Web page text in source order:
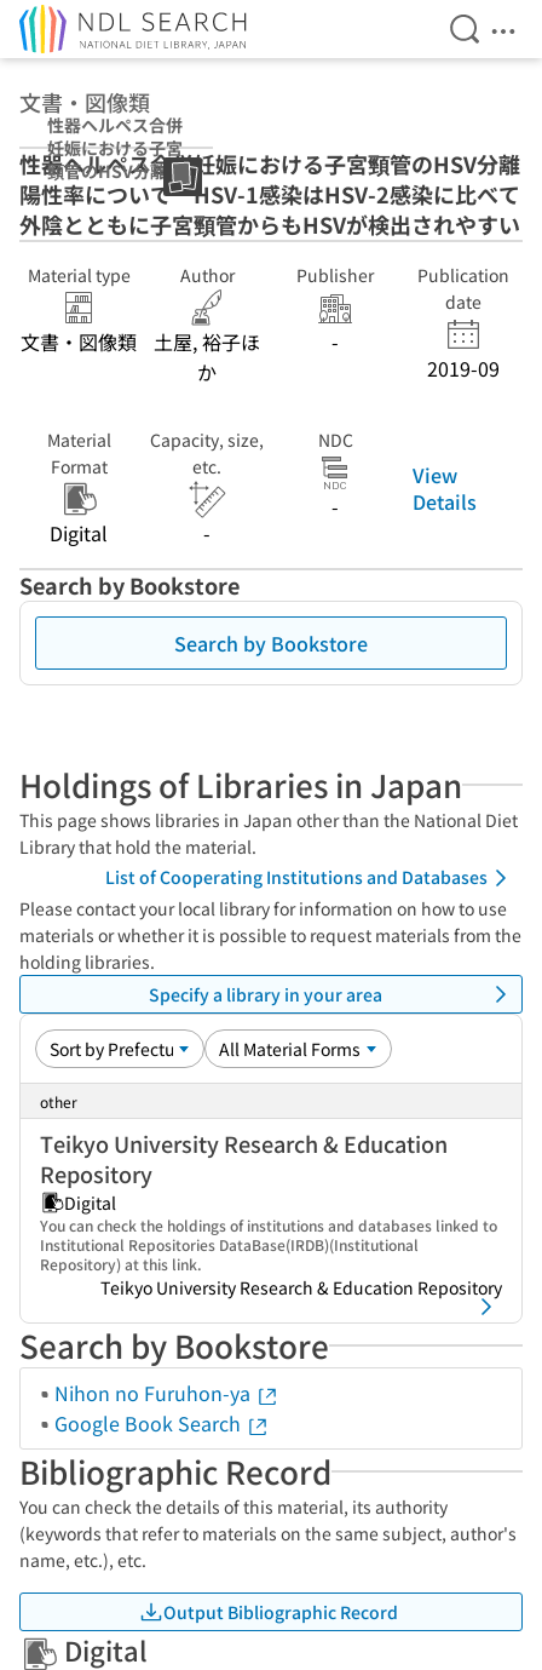
Open
文書・図像類
性器ヘルペス合併
妊娠における子宮
頸管のHSV分離陽
性率について
HSV-1感染は
HSV-2感染に比べ
宮頸管からもHSV
が検出されやすい
性器ヘルペス合併妊娠における子宮頸管のHSV分離
陽性率について HSV-1感染はHSV-2感染に比べて
外陰とともに子宮頸管からもHSVが検出されやすい
Material type
文書・図像類
Author
土屋, 裕子ほ
か
Publisher
-
Publication
date
2019-09
Material
Format
Digital
Capacity, size,
etc.
-
NDC
-
View
Details
Search by Bookstore
Search by Bookstore
Holdings of Libraries in Japan
This page shows libraries in Japan other than the National Diet
Library that hold the material.
List of Cooperating Institutions and Databases
Please contact your local library for information on how to use
materials or whether it is possible to request materials from the
holding libraries.
Specify a library in your area
other
Teikyo University Research & Education
Repository
Digital
You can check the holdings of institutions and databases linked to
Institutional Repositories DataBase(IRDB)(Institutional
Repository) at this link.
Teikyo University Research & Education Repository
Search by Bookstore
Nihon no Furuhon-ya
Google Book Search
Bibliographic Record
You can check the details of this material, its authority
(keywords that refer to materials on the same subject, author's
name, etc.), etc.
Output Bibliographic Record
Digital